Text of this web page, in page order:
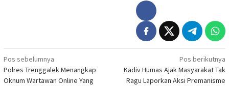
Navigasi
pos
Pos sebelumnya
Polres Trenggalek Menangkap
Oknum Wartawan Online Yang
Pos berikutnya
Kadiv Humas Ajak Masyarakat Tak
Ragu Laporkan Aksi Premanisme